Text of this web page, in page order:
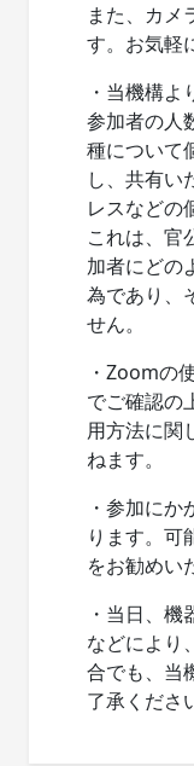
また、カメ
す。お気軽
・当機構
参加者の人
種について
し、共有い
レスなどの
これは、官
加者にどの
為であり、
せん。
・Zoomの
でご確認の
用方法に関
ねます。
・参加に
ります。可
をお勧めい
・当日、
などにより
合でも、当
了承くださ